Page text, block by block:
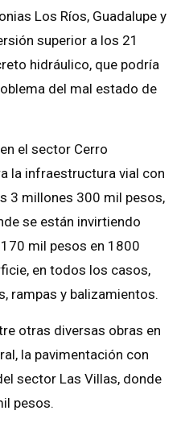
Los Ríos, Guadalupe y
superior a los 21
hidráulico, que podría
del mal estado de
el sector Cerro
la infraestructura vial con
3 millones 300 mil pesos,
se están invirtiendo
mil pesos en 1800
en todos los casos,
rampas y balizamientos.
otras diversas obras en
la pavimentación con
sector Las Villas, donde
pesos.